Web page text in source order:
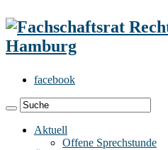
facebook
Aktuell
Offene Sprechstunde